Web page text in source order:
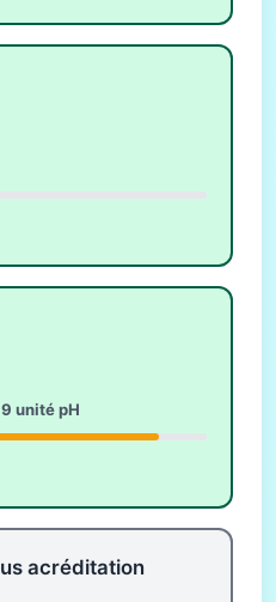
unité pH
acréditation